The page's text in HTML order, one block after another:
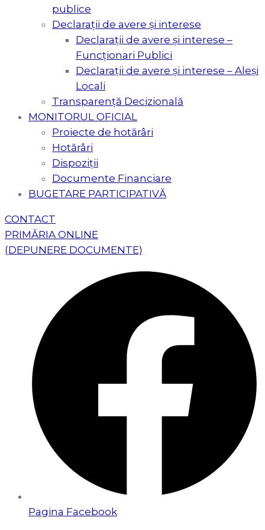
publice
Declarații de avere și interese
Declarații de avere și interese –
Funcționari Publici
Declarații de avere și interese – Aleși
Locali
Transparență Decizională
MONITORUL OFICIAL
Proiecte de hotărâri
Hotărâri
Dispoziții
Documente Financiare
BUGETARE PARTICIPATIVĂ
CONTACT
PRIMĂRIA ONLINE
(DEPUNERE DOCUMENTE)
Pagina Facebook